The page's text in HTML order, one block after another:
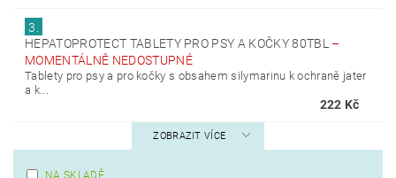
3.
HEPATOPROTECT TABLETY PRO PSY A KOČKY 80TBL –
MOMENTÁLNĚ NEDOSTUPNÉ
Tablety pro psy a pro kočky s obsahem silymarinu k ochraně jater
a k...
222 Kč
ZOBRAZIT VÍCE